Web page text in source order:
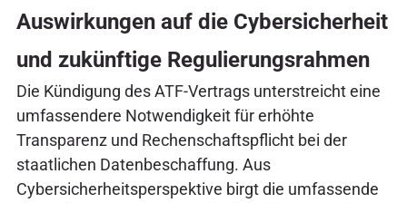
Auswirkungen auf die Cybersicherheit
und zukünftige Regulierungsrahmen
Die Kündigung des ATF-Vertrags unterstreicht eine
umfassendere Notwendigkeit für erhöhte
Transparenz und Rechenschaftspflicht bei der
staatlichen Datenbeschaffung. Aus
Cybersicherheitsperspektive birgt die umfassende